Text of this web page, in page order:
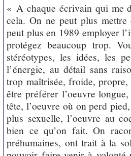
« A chaque écrivain qui me
cela. On ne peut plus
peut plus en 1989 employer
protégez beaucoup trop.
stéréotypes, les idées, les
l’énergie, au détail sans
trop maîtrisée, froide,
être préférer l’oeuvre
tête, l’oeuvre où on perd
plus sexuelle, l’oeuvre au
bien ce qu’on fait. On
préhumaines, ont trait à la